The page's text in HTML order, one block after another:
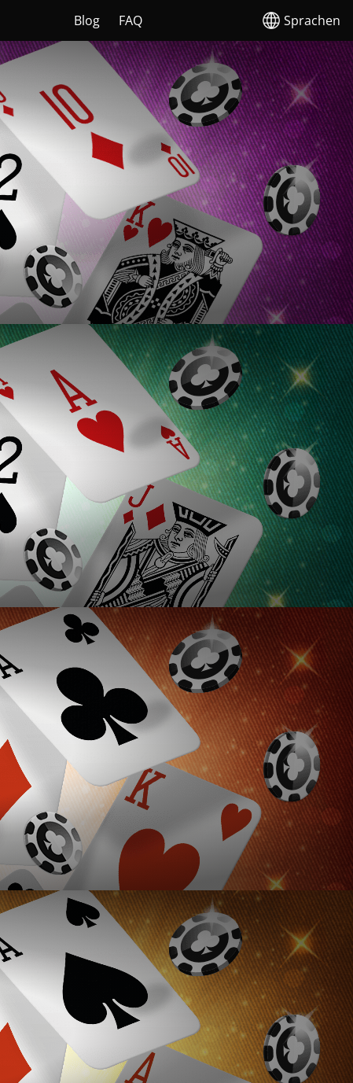
Blog FAQ Sprachen